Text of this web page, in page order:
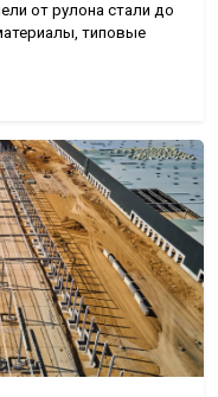
от рулона стали до
типовые